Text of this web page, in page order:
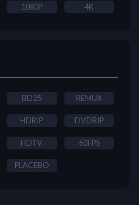
1080P 4K
BD25 REMUX
HDRIP DVDRIP
HDTV 60FPS
PLACEBO